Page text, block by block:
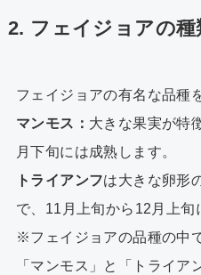
2. フェイジョアの種
フェイジョアの有名な品種
マンモス： 大きな果実が特
月下旬には成熟します。
トライアンフは大きな卵形
で、11月上旬から12月上旬
※フェイジョアの品種の中
「マンモス」と「トライア